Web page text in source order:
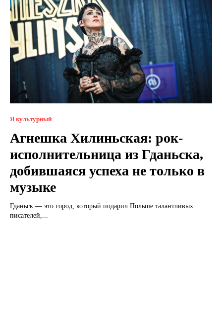
Я культурный
Агнешка Хилиньская: рок-
исполнительница из Гданьска,
добившаяся успеха не только в
музыке
Гданьск — это город, который подарил Польше талантливых
писателей,...